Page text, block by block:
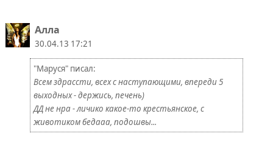
Алла
30.04.13 17:21
"Маруся" писал:
Всем здрассти, всех с наступающими, впереди 5
выходных - держись, печень)
ДД не нра - личико какое-то крестьянское, с
животиком бедааа, подошвы...